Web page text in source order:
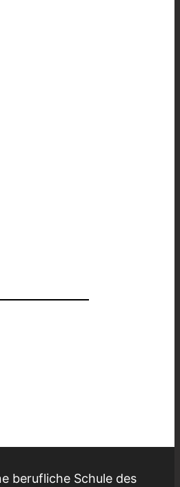
berufliche Schule des